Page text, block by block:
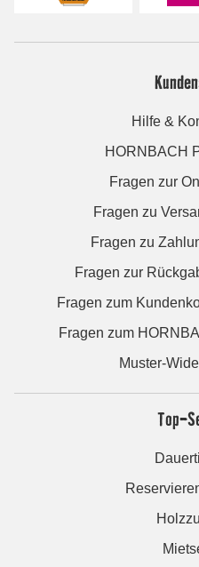
Hilfe &
HORNBACH
Fragen zur
Fragen zu
Fragen zu
Fragen zur
Fragen zum
Fragen zum
Muster-
Top-